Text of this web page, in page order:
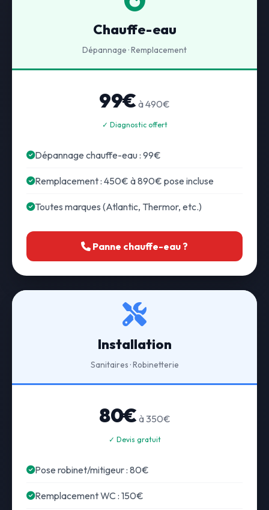
Chauffe-eau
Dépannage · Remplacement
99€ à 490€
✓ Diagnostic offert
Dépannage chauffe-eau : 99€
Remplacement : 450€ à 890€ pose incluse
Toutes marques (Atlantic, Thermor, etc.)
Panne chauffe-eau ?
Installation
Sanitaires · Robinetterie
80€ à 350€
✓ Devis gratuit
Pose robinet/mitigeur : 80€
Remplacement WC : 150€